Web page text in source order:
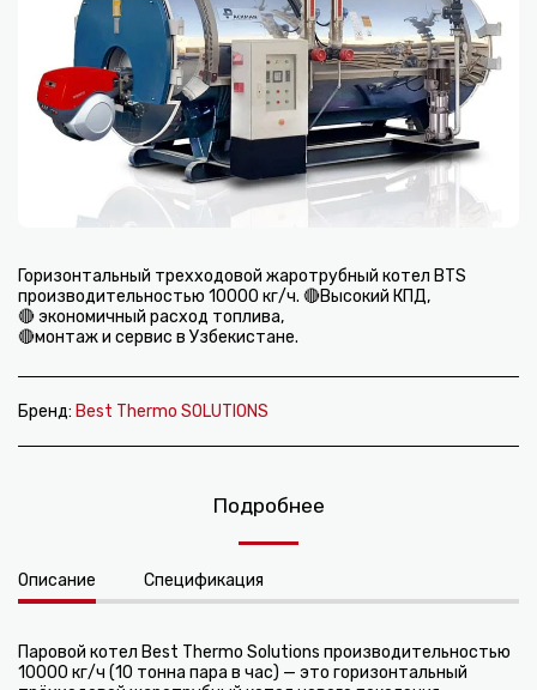
Горизонтальный трехходовой жаротрубный котел BTS
производительностью 10000 кг/ч. 🔴Высокий КПД,
🔴 экономичный расход топлива,
🔴монтаж и сервис в Узбекистане.
Бренд: Best Thermo SOLUTIONS
Подробнее
Описание Спецификация
Паровой котел Best Thermo Solutions производительностью
10000 кг/ч (10 тонна пара в час) — это горизонтальный